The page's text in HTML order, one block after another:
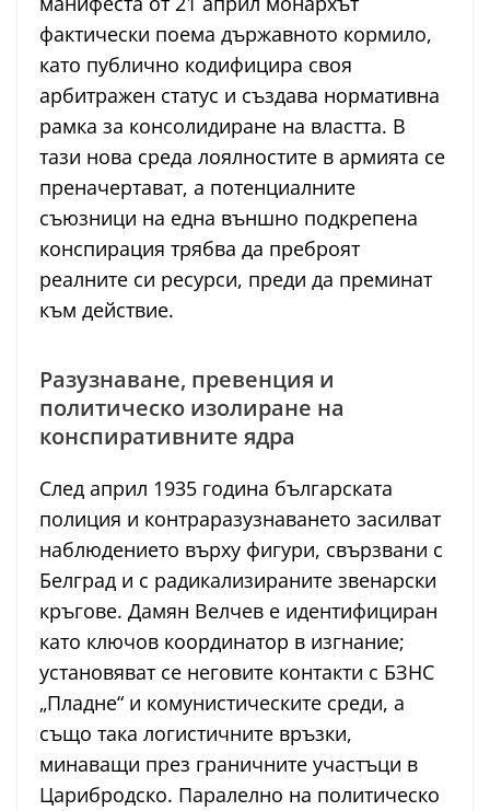
фактически поема държавното кормило,
като публично кодифицира своя
арбитражен статус и създава нормативна
рамка за консолидиране на властта. В
тази нова среда лоялностите в армията се
преначертават, а потенциалните
съюзници на една външно подкрепена
конспирация трябва да преброят
реалните си ресурси, преди да преминат
към действие.
Разузнаване, превенция и
политическо изолиране на
конспиративните ядра
След април 1935 година българската
полиция и контраразузнаването засилват
наблюдението върху фигури, свързвани с
Белград и с радикализираните звенарски
кръгове. Дамян Велчев е идентифициран
като ключов координатор в изгнание;
установяват се неговите контакти с БЗНС
„Пладне“ и комунистическите среди, а
също така логистичните връзки,
минаващи през граничните участъци в
Царибродско. Паралелно на политическо